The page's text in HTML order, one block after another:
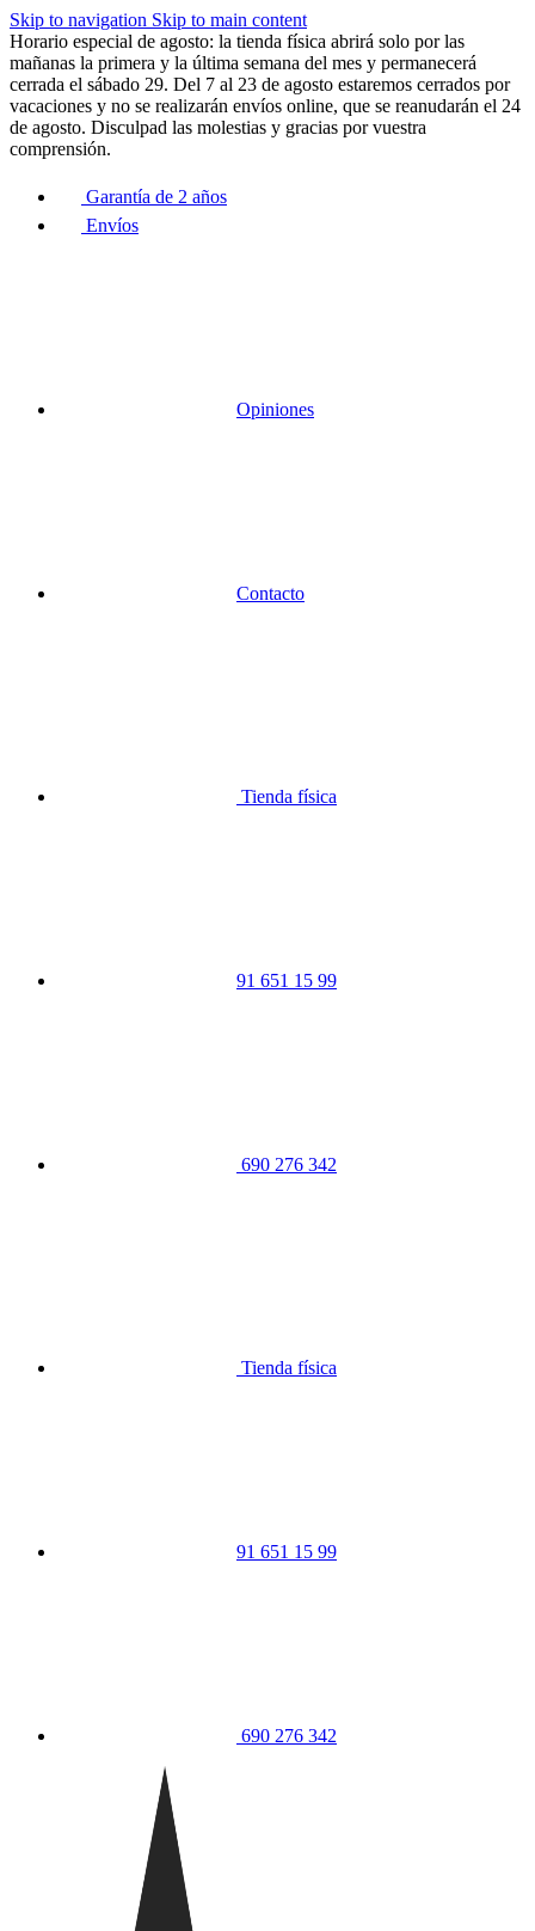
Skip to navigation Skip to main content
Horario especial de agosto: la tienda física abrirá solo por las
mañanas la primera y la última semana del mes y permanecerá
cerrada el sábado 29. Del 7 al 23 de agosto estaremos cerrados por
vacaciones y no se realizarán envíos online, que se reanudarán el 24
de agosto. Disculpad las molestias y gracias por vuestra
comprensión.
Garantía de 2 años
Envíos
Opiniones
Contacto
Tienda física
91 651 15 99
690 276 342
Tienda física
91 651 15 99
690 276 342